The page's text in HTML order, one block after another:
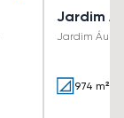
Jardim
Jardim
974 m²